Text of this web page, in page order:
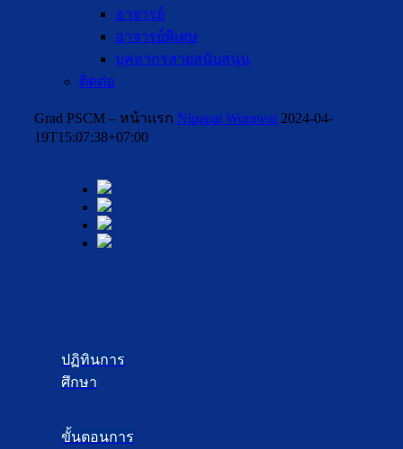
อาจารย์
อาจารย์พิเศษ
บุคลากรสายสนับสนุน
ติดต่อ
Grad PSCM – หน้าเเรก Nipapat Worawat 2024-04-
19T15:07:38+07:00
ปฏิทินการ
ศึกษา
ขั้นตอนการ